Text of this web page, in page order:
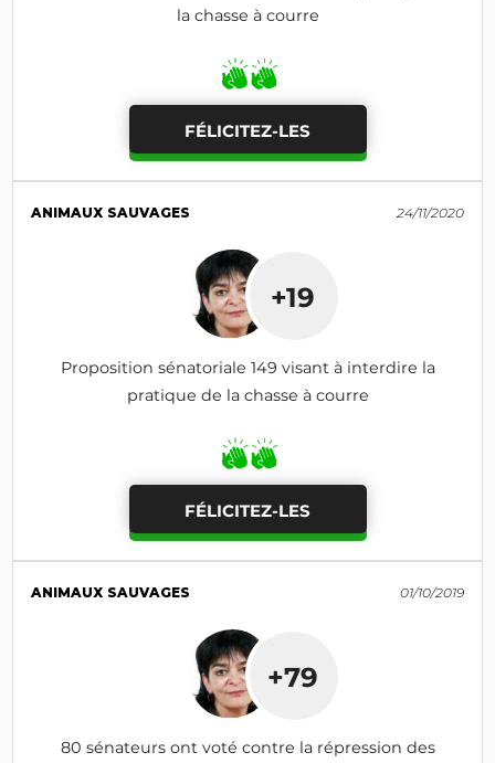
la chasse à courre
FÉLICITEZ-LES
ANIMAUX SAUVAGES 24/11/2020
+19
Proposition sénatoriale 149 visant à interdire la
pratique de la chasse à courre
FÉLICITEZ-LES
ANIMAUX SAUVAGES 01/10/2019
+79
80 sénateurs ont voté contre la répression des